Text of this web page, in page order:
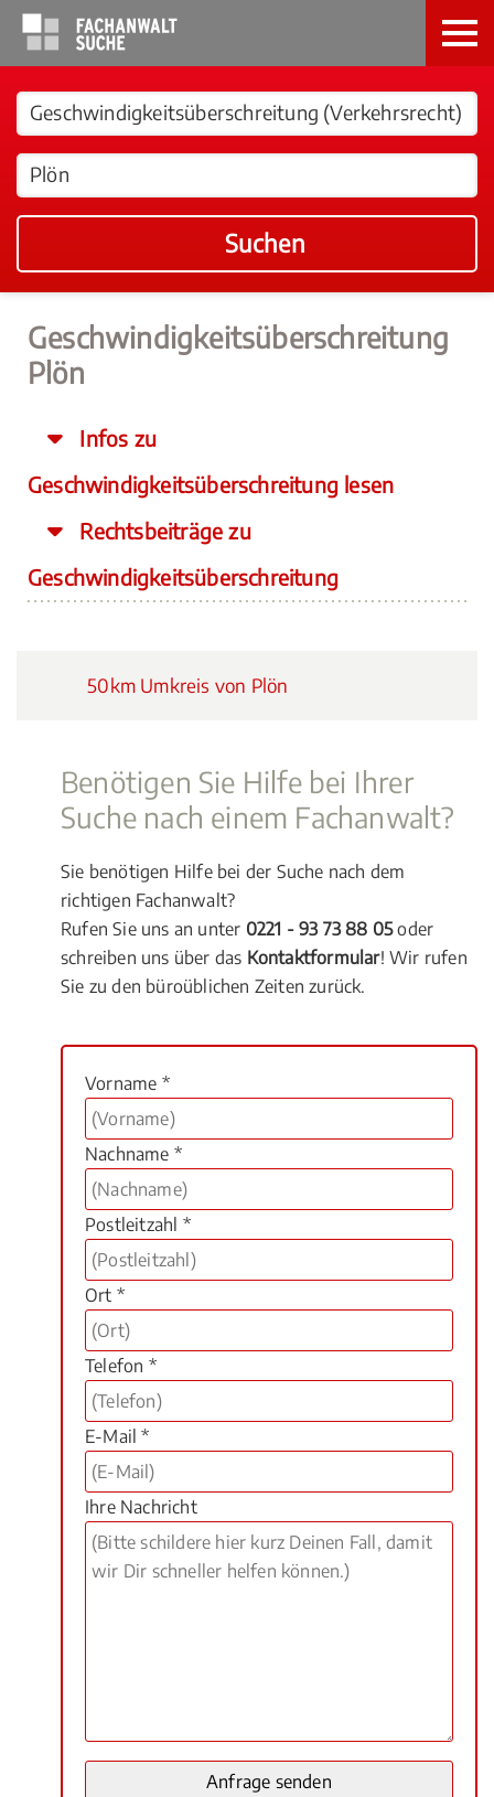
Suchen
Geschwindigkeitsüberschreitung
Plön
Infos zu
Geschwindigkeitsüberschreitung lesen
Rechtsbeiträge zu
Geschwindigkeitsüberschreitung
50km Umkreis von Plön
Benötigen Sie Hilfe bei Ihrer
Suche nach einem Fachanwalt?
Sie benötigen Hilfe bei der Suche nach dem
richtigen Fachanwalt?
Rufen Sie uns an unter 0221 - 93 73 88 05oder
schreiben uns über das Kontaktformular! Wir rufen
Sie zu den büroüblichen Zeiten zurück.
Vorname *
Nachname *
Postleitzahl *
Ort *
Telefon *
E-Mail *
Ihre Nachricht